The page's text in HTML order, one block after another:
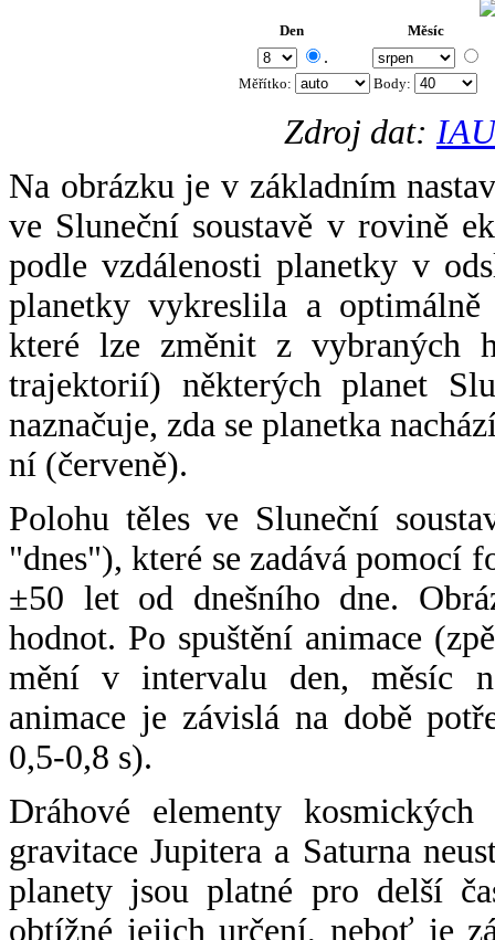
Den Měsíc
.
Měřítko: Body:
Zdroj dat:
Na obrázku je v základním
ve Sluneční soustavě v rovině
podle vzdálenosti planetky v
planetky vykreslila a
které lze změnit z vybraných
trajektorií) některých planet
naznačuje, zda se planetka
ní (červeně).
Polohu těles ve Sluneční
"dnes"), které se zadává pomocí
±50 let od dnešního dne.
hodnot. Po spuštění animace
mění v intervalu den, měsíc
animace je závislá na době
0,5-0,8 s).
Dráhové elementy
gravitace Jupitera a Saturna
planety jsou platné pro delší
obtížné jejich určení, neboť je